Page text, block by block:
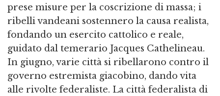
prese misure per la coscrizione di massa; i
ribelli vandeani sostennero la causa realista,
fondando un esercito cattolico e reale,
guidato dal temerario Jacques Cathelineau.
In giugno, varie città si ribellarono contro il
governo estremista giacobino, dando vita
alle rivolte federaliste. La città federalista di